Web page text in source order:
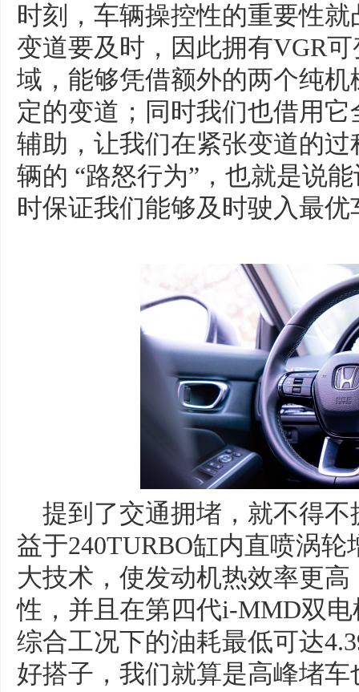
时刻，车辆操控性的重要性
变道要及时，因此拥有VGR
域，能够凭借额外的两个纯
定的变道；同时我们也借用它
辅助，让我们在紧张变道的
辆的 “路怒行为”，也就是说
时保证我们能够及时驶入最优
提到了交通拥堵，就不得
益于240TURBO缸内直喷涡
大技术，使发动机热效率更
性，并且在第四代i-MMD双
综合工况下的油耗最低可达
好搭子，我们就算是高峰堵